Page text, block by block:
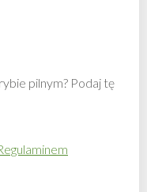
pilnym? Podaj tę